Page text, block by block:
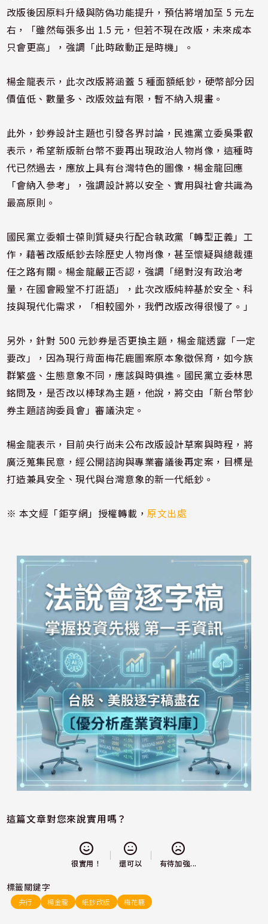
改版後因原料升級與防偽功能提升，預估將增加至 5 元左
右，「雖然每張多出 1.5 元，但若不現在改版，未來成本
只會更高」，強調「此時啟動正是時機」。
楊金龍表示，此次改版將涵蓋 5 種面額紙鈔，硬幣部分因
價值低、數量多、改版效益有限，暫不納入規畫。
此外，鈔券設計主題也引發各界討論，民進黨立委吳秉叡
表示，希望新版新台幣不要再出現政治人物肖像，這種時
代已然過去，應放上具有台灣特色的圖像，楊金龍回應
「會納入參考」，強調設計將以安全、實用與社會共識為
最高原則。
國民黨立委賴士葆則質疑央行配合執政黨「轉型正義」工
作，藉著改版紙鈔去除歷史人物肖像，甚至懷疑與總裁連
任之路有關。楊金龍嚴正否認，強調「絕對沒有政治考
量，在國會殿堂不打誑語」，此次改版純粹基於安全、科
技與現代化需求，「相較國外，我們改版改得很慢了。」
另外，針對 500 元鈔券是否更換主題，楊金龍透露「一定
要改」，因為現行背面梅花鹿圖案原本象徵保育，如今族
群繁盛、生態意象不同，應該與時俱進。國民黨立委林思
銘問及，是否改以棒球為主題，他說，將交由「新台幣鈔
券主題諮詢委員會」審議決定。
楊金龍表示，目前央行尚未公布改版設計草案與時程，將
廣泛蒐集民意，經公開諮詢與專業審議後再定案，目標是
打造兼具安全、現代與台灣意象的新一代紙鈔。
※ 本文經「鉅亨網」授權轉載，原文出處
這篇文章對您來說實用嗎？
很實用！ 還可以 有待加強...
標籤關鍵字
央行 楊金龍 紙鈔改版 梅花鹿